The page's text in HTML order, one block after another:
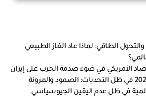
الطاقي: لماذا عاد الغاز الطبيعي
الأمريكي في ضوء صدمة الحرب على إيران
في ظل عدم اليقين الجيوسياسي